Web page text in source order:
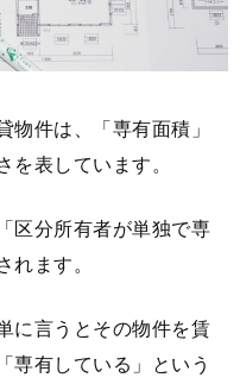
物件は、「専有面積」
を表しています。
区分所有者が単独で専
れます。
に言うとその物件を賃
専有している」という